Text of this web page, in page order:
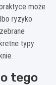
może
ryzyko
typy
tego